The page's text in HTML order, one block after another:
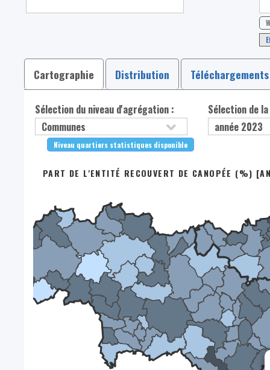
Cartographie Distribution Téléchargements
Sélection du niveau d'agrégation :
Niveau quartiers statistiques disponible
Sélection de
PART DE L'ENTITÉ RECOUVERT DE CANOPÉE (%)